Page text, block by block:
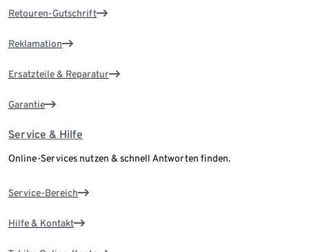
Retouren-Gutschrift
Reklamation
Ersatzteile & Reparatur
Garantie
Service & Hilfe
Online-Services nutzen & schnell Antworten finden.
Service-Bereich
Hilfe & Kontakt